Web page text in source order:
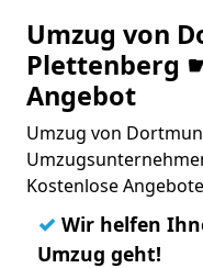
Umzug von
Plettenberg
Angebot
Umzug von
Kostenlose
✓ Wir helfen
Umzug geht!